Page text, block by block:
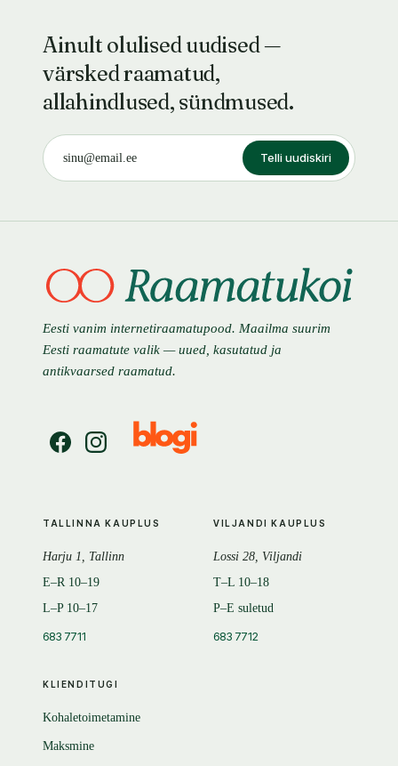
Ainult olulised uudised —
värsked raamatud,
allahindlused, sündmused.
Telli uudiskiri
Eesti vanim internetiraamatupood. Maailma suurim
Eesti raamatute valik — uued, kasutatud ja
antikvaarsed raamatud.
KLIENDITUGI
Kohaletoimetamine
Maksmine
TALLINNA KAUPLUS
Harju 1, Tallinn
E–R 10–19
L–P 10–17
683 7711
VILJANDI KAUPLUS
Lossi 28, Viljandi
T–L 10–18
P–E suletud
683 7712